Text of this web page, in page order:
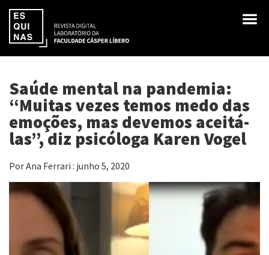
Saúde mental na pandemia:
“Muitas vezes temos medo das
emoções, mas devemos aceitá-
las”, diz psicóloga Karen Vogel
Por Ana Ferrari : junho 5, 2020